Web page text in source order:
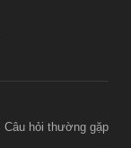
Câu hỏi thường gặp